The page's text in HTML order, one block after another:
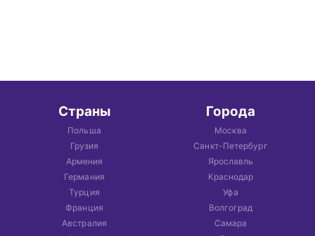
Страны
Польша
Грузия
Армения
Германия
Турция
Франция
Австралия
Города
Москва
Санкт-Петербург
Ярославль
Краснодар
Уфа
Волгоград
Самара